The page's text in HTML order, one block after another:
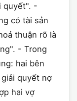
quyết". -
có tài sản
thuận rõ là
- Trong
hai bên
quyết nợ
hai vợ